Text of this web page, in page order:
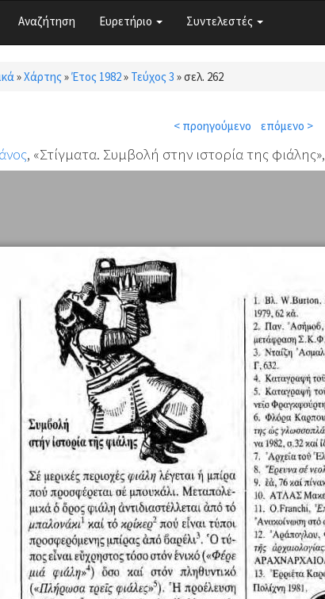
Αναζήτηση Ευρετήριο Συντελεστές
»Χάρτης »Έτος 1982» Τεύχος 3 »σελ. 262
< προηγούμενο επόμενο >
, «Στίγματα. Συμβολή στην ιστορία της φιάλης»,